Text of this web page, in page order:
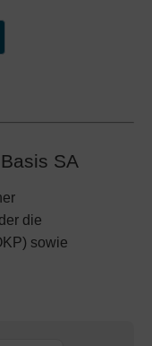
SA
die
sowie